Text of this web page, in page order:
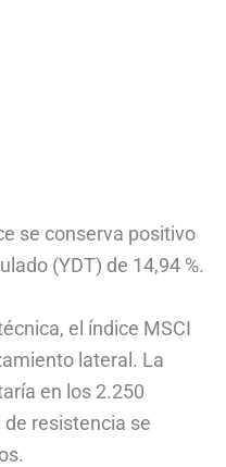
se conserva positivo
(YDT) de 14,94 %.
el índice MSCI
lateral. La
en los 2.250
resistencia se